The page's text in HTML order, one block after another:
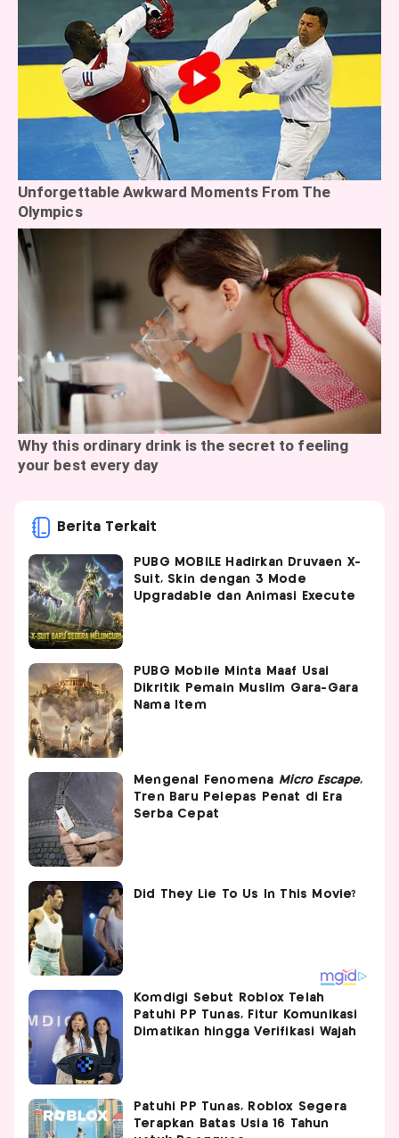
Berita Terkait
PUBG MOBILE Hadirkan Druvaen X-
Suit, Skin dengan 3 Mode
Upgradable dan Animasi Execute
PUBG Mobile Minta Maaf Usai
Dikritik Pemain Muslim Gara-Gara
Nama Item
Mengenal Fenomena Micro Escape,
Tren Baru Pelepas Penat di Era
Serba Cepat
Komdigi Sebut Roblox Telah
Patuhi PP Tunas, Fitur Komunikasi
Dimatikan hingga Verifikasi Wajah
Patuhi PP Tunas, Roblox Segera
Terapkan Batas Usia 16 Tahun